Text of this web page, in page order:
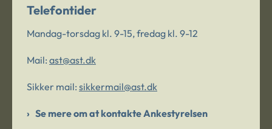
Telefontider
Mandag-torsdag kl. 9-15, fredag kl. 9-12
Mail: ast@ast.dk
Sikker mail: sikkermail@ast.dk
Se mere om at kontakte Ankestyrelsen